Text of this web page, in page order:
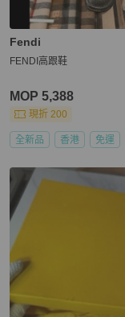
Fendi
FENDI高跟鞋
MOP 5,388
現折 200
全新品 香港 免運